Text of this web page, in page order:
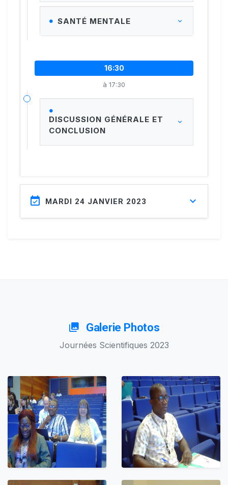
SANTÉ MENTALE
16:30
à 17:30
DISCUSSION GÉNÉRALE ET
CONCLUSION
MARDI 24 JANVIER 2023
Galerie Photos
Journées Scientifiques 2023